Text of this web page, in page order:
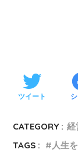
ツイート
CATEGORY : 経
TAGS :
人生